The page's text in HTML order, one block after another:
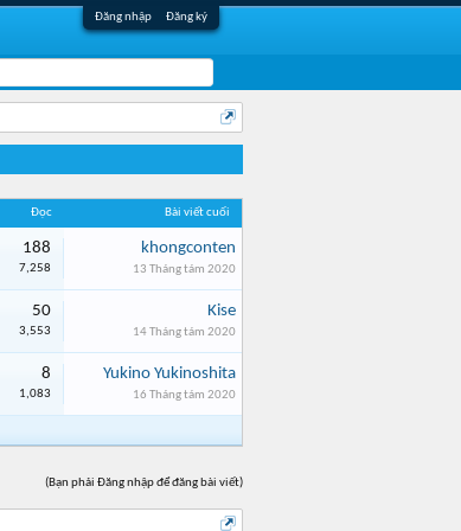
Đăng nhập Đăng ký
Đọc Bài viết cuối
188
7,258
khongconten
13 Tháng tám 2020
50
3,553
Kise
14 Tháng tám 2020
8
1,083
Yukino Yukinoshita
16 Tháng tám 2020
(Bạn phải Đăng nhập để đăng bài viết)